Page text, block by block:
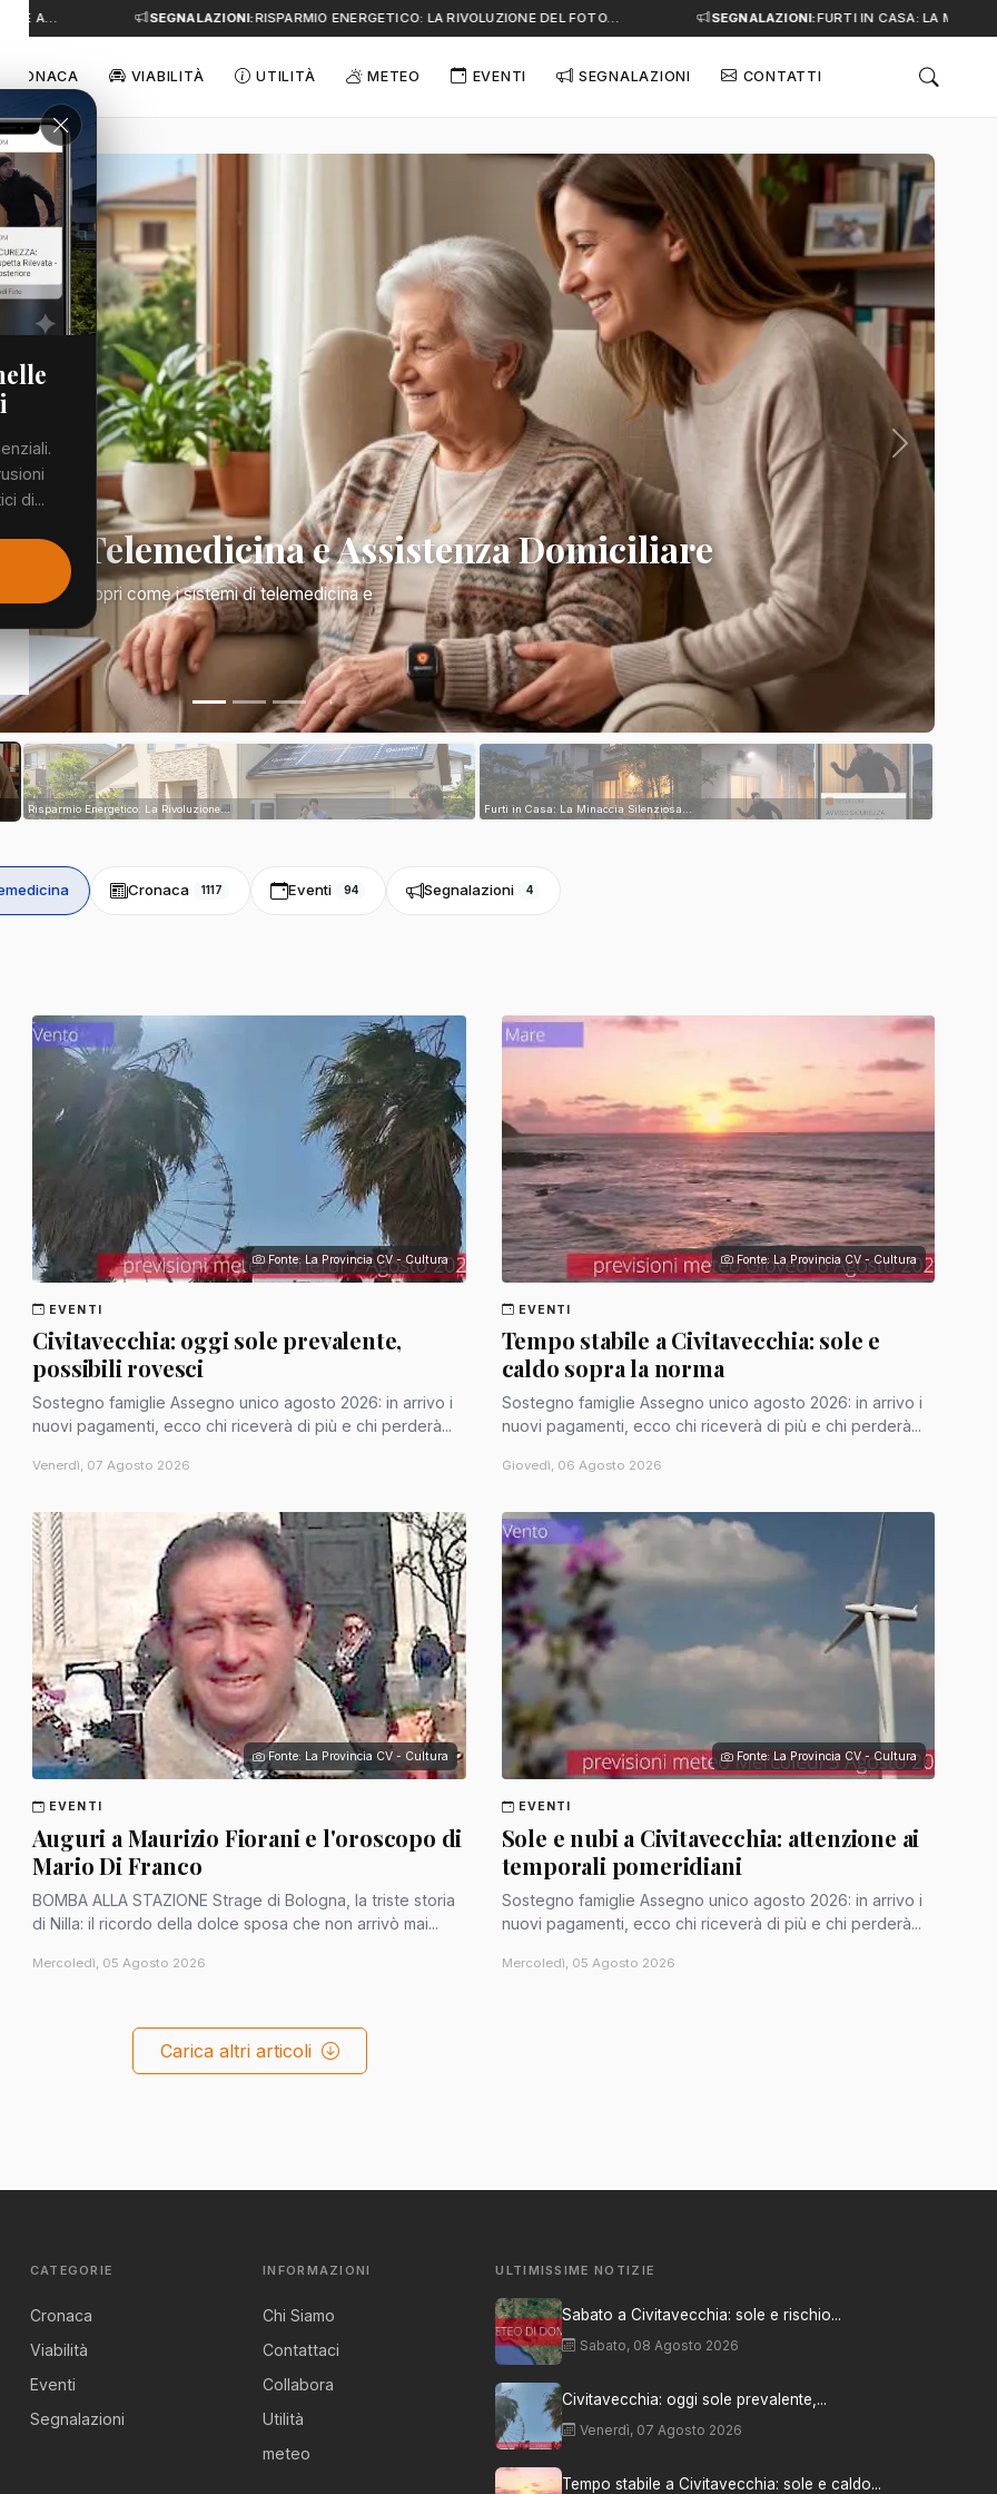
A… SEGNALAZIONI:RISPARMIO ENERGETICO: LA RIVOLUZIONE DEL FOTO… SEGNALAZIONI:FURTI IN CASA: LA MINACCIA
CRONACA VIABILITÀ UTILITÀ METEO EVENTI SEGNALAZIONI CONTATTI
di...
Telemedicina e Assistenza Domiciliare
di tutto. Scopri come i sistemi di telemedicina e
Successivo
Risparmio Energetico: La Rivoluzione... Furti in Casa: La Minaccia Silenziosa...
Cronaca 1117 Eventi 94 Segnalazioni 4
Fonte: La Provincia CV - Cultura
EVENTI
Civitavecchia: oggi sole prevalente,
possibili rovesci
Sostegno famiglie Assegno unico agosto 2026: in arrivo i
nuovi pagamenti, ecco chi riceverà di più e chi perderà...
Venerdì, 07 Agosto 2026
Fonte: La Provincia CV - Cultura
EVENTI
Tempo stabile a Civitavecchia: sole e
caldo sopra la norma
Sostegno famiglie Assegno unico agosto 2026: in arrivo i
nuovi pagamenti, ecco chi riceverà di più e chi perderà...
Giovedì, 06 Agosto 2026
Fonte: La Provincia CV - Cultura
EVENTI
Auguri a Maurizio Fiorani e l'oroscopo di
Mario Di Franco
BOMBA ALLA STAZIONE Strage di Bologna, la triste storia
di Nilla: il ricordo della dolce sposa che non arrivò mai...
Mercoledì, 05 Agosto 2026
Fonte: La Provincia CV - Cultura
EVENTI
Sole e nubi a Civitavecchia: attenzione ai
temporali pomeridiani
Sostegno famiglie Assegno unico agosto 2026: in arrivo i
nuovi pagamenti, ecco chi riceverà di più e chi perderà...
Mercoledì, 05 Agosto 2026
Carica altri articoli
CATEGORIE
Cronaca
Viabilità
Eventi
Segnalazioni
INFORMAZIONI
Chi Siamo
Contattaci
Collabora
Utilità
meteo
ULTIMISSIME NOTIZIE
Sabato a Civitavecchia: sole e rischio...
Sabato, 08 Agosto 2026
Civitavecchia: oggi sole prevalente,...
Venerdì, 07 Agosto 2026
Tempo stabile a Civitavecchia: sole e caldo...